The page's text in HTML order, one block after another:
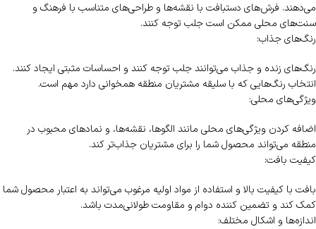
می‌دهند. فرش‌های دستبافت با نقشه‌ها و طراحی‌های متناسب با فرهنگ و
سنت‌های محلی ممکن است جلب توجه کنند.
رنگ‌های جذاب:
رنگ‌های زنده و جذاب می‌توانند جلب توجه کنند و احساسات مثبتی ایجاد کنند.
انتخاب رنگ‌هایی که با سلیقه مشتریان منطقه همخوانی دارد مهم است.
ویژگی‌های محلی:
اضافه کردن ویژگی‌های محلی مانند الگوها، نقشه‌ها، و نمادهای محبوب در
منطقه می‌تواند محصول شما را برای مشتریان جذاب‌تر کند.
کیفیت بافت:
بافت با کیفیت بالا و استفاده از مواد اولیه مرغوب می‌تواند به اعتبار محصول شما
کمک کند و تضمین کننده دوام و مقاومت طولانی‌مدت باشد.
اندازه‌ها و اشکال مختلف: